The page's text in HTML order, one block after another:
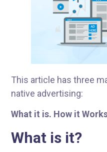
This article has three
native advertising:
What it is. How it
What is it?